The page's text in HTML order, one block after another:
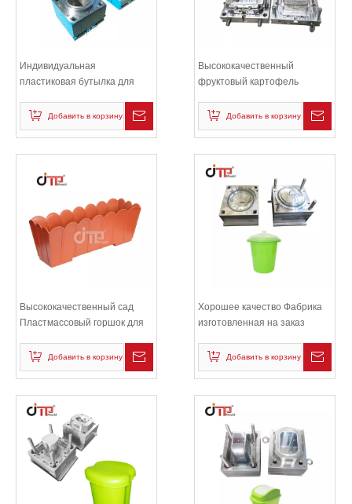
Индивидуальная
пластиковая бутылка для
Добавить в корзину
Высококачественный
фруктовый картофель
Добавить в корзину
Высококачественный сад
Пластмассовый горшок для
Добавить в корзину
Хорошее качество Фабрика
изготовленная на заказ
пластичная инжекционная
форма крышки ведра
Добавить в корзину